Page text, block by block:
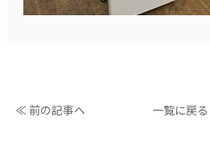
≪ 前の記事へ 一覧に戻る